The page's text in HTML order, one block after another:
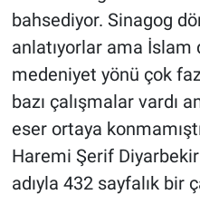
bahsediyor. Sinagog
anlatıyorlar ama
medeniyet yönü çok
bazı çalışmalar vardı
eser ortaya
Haremi Şerif
adıyla 432 sayfalık bir